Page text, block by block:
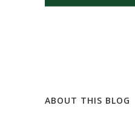
ABOUT THIS BLOG